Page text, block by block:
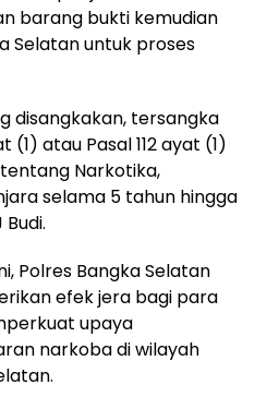
barang bukti kemudian
Selatan untuk proses
disangkakan, tersangka
(1) atau Pasal 112 ayat (1)
tentang Narkotika,
selama 5 tahun hingga
Polres Bangka Selatan
efek jera bagi para
upaya
narkoba di wilayah